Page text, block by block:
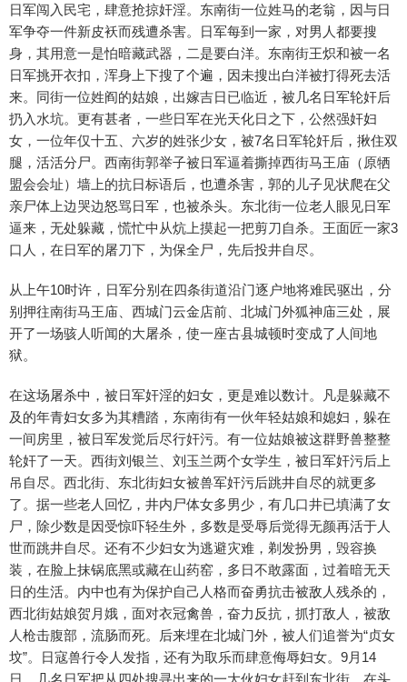
日军闯入民宅，肆意抢掠奸淫。东南街一位姓马的老翁，因与日
军争夺一件新皮袄而残遭杀害。日军每到一家，对男人都要搜
身，其用意一是怕暗藏武器，二是要白洋。东南街王炽和被一名
日军挑开衣扣，浑身上下搜了个遍，因未搜出白洋被打得死去活
来。同街一位姓阎的姑娘，出嫁吉日已临近，被几名日军轮奸后
扔入水坑。更有甚者，一些日军在光天化日之下，公然强奸妇
女，一位年仅十五、六岁的姓张少女，被7名日军轮奸后，揪住双
腿，活活分尸。西南街郭举子被日军逼着撕掉西街马王庙（原牺
盟会会址）墙上的抗日标语后，也遭杀害，郭的儿子见状爬在父
亲尸体上边哭边怒骂日军，也被杀头。东北街一位老人眼见日军
逼来，无处躲藏，慌忙中从炕上摸起一把剪刀自杀。王面匠一家3
口人，在日军的屠刀下，为保全尸，先后投井自尽。
从上午10时许，日军分别在四条街道沿门逐户地将难民驱出，分
别押往南街马王庙、西城门云金店前、北城门外狐神庙三处，展
开了一场骇人听闻的大屠杀，使一座古县城顿时变成了人间地
狱。
在这场屠杀中，被日军奸淫的妇女，更是难以数计。凡是躲藏不
及的年青妇女多为其糟踏，东南街有一伙年轻姑娘和媳妇，躲在
一间房里，被日军发觉后尽行奸污。有一位姑娘被这群野兽整整
轮奸了一天。西街刘银兰、刘玉兰两个女学生，被日军奸污后上
吊自尽。西北街、东北街妇女被兽军奸污后跳井自尽的就更多
了。据一些老人回忆，井内尸体女多男少，有几口井已填满了女
尸，除少数是因受惊吓轻生外，多数是受辱后觉得无颜再活于人
世而跳井自尽。还有不少妇女为逃避灾难，剃发扮男，毁容换
装，在脸上抹锅底黑或藏在山药窑，多日不敢露面，过着暗无天
日的生活。内中也有为保护自己人格而奋勇抗击被敌人残杀的，
西北街姑娘贺月娥，面对衣冠禽兽，奋力反抗，抓打敌人，被敌
人枪击腹部，流肠而死。后来埋在北城门外，被人们追誉为“贞女
坟”。日寇兽行令人发指，还有为取乐而肆意侮辱妇女。9月14
日，几名日军把从四处搜寻出来的一大伙妇女赶到东北街，在头